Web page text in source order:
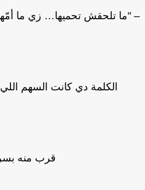
"ما تلحقش تحميها… زي ما أمّها
الكلمة دي كانت السهم
قرب منه